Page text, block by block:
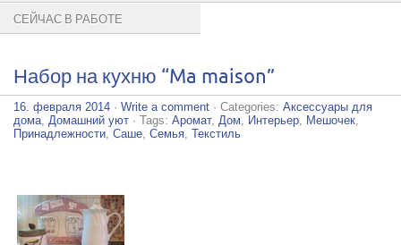
СЕЙЧАС В РАБОТЕ
Набор на кухню “Ma maison”
16. февраля 2014 · Write a comment · Categories: Аксессуары для
дома Домашний уют · Tags: Аромат, Дом Интерьер Мешочек
Принадлежности Саше Семья Текстиль